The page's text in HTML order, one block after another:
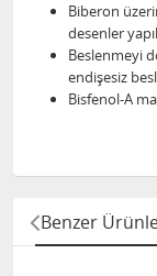
Biberon
desenler
Beslenmeyi
endişesiz
Bisfenol-A
Benzer